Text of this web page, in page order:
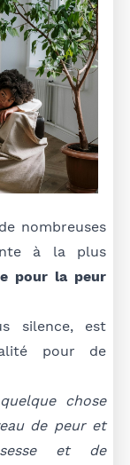
nombreuses
à la plus
pour la peur
silence, est
pour de
chose
de peur et
et de